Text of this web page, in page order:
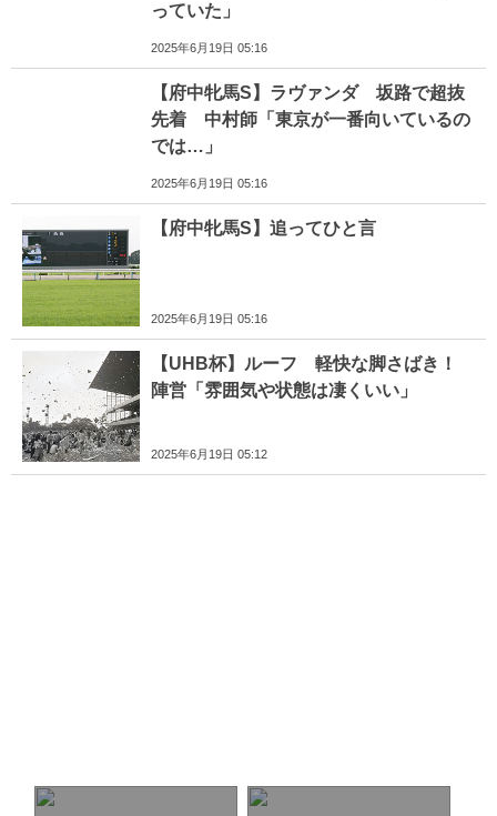
っていた」
2025年6月19日 05:16
【府中牝馬S】ラヴァンダ 坂路で超抜
先着 中村師「東京が一番向いているの
では…」
2025年6月19日 05:16
【府中牝馬S】追ってひと言
2025年6月19日 05:16
【UHB杯】ルーフ 軽快な脚さばき！
陣営「雰囲気や状態は凄くいい」
2025年6月19日 05:12